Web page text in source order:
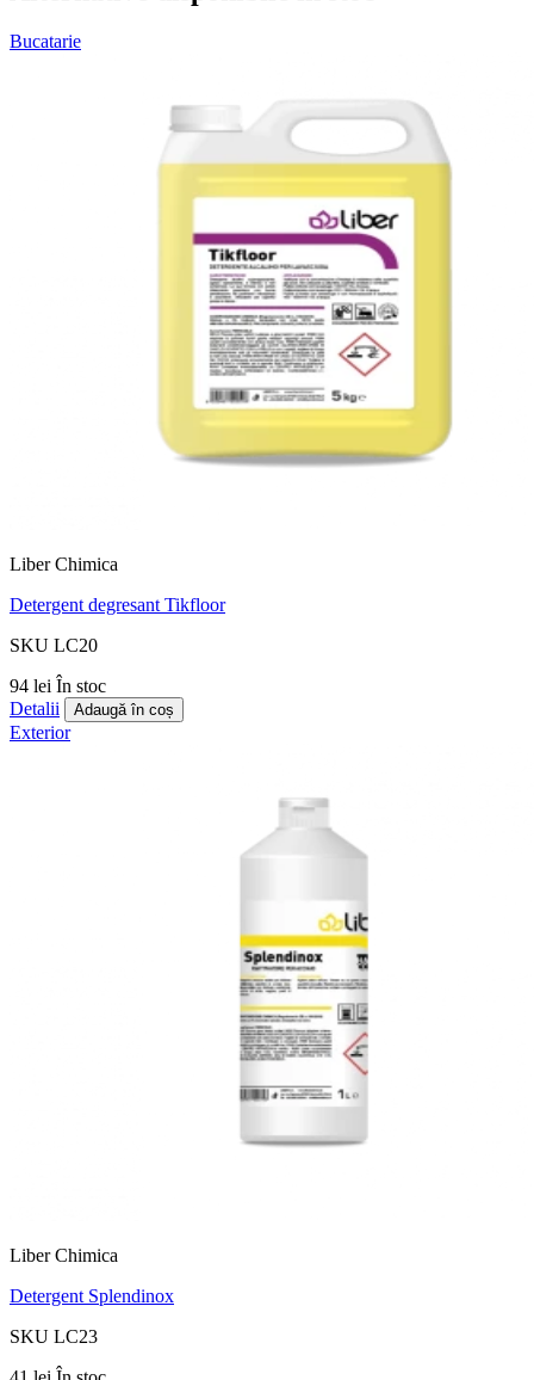
Bucatarie
Liber Chimica
Detergent degresant Tikfloor
SKU LC20
94 lei În stoc
Detalii
Adaugă în coș
Exterior
Liber Chimica
Detergent Splendinox
SKU LC23